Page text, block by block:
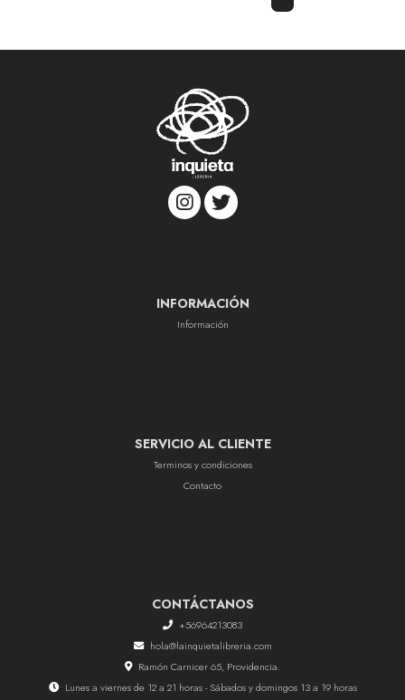
INFORMACIÓN
Información
SERVICIO AL CLIENTE
Terminos y condiciones
Contacto
CONTÁCTANOS
+56964213083
hola@lainquietalibreria.com
Ramón Carnicer 65, Providencia.
Lunes a viernes de 12 a 21 horas - Sábados y domingos 13 a 19 horas